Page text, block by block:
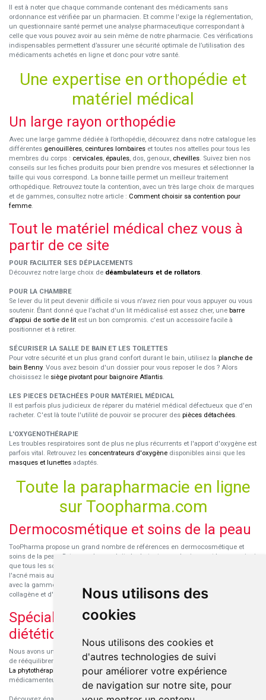
Nous utilisons des
cookies
Nous utilisons des cookies et
d'autres technologies de suivi
pour améliorer votre expérience
de navigation sur notre site, pour
Il est à noter que chaque commande contenant des médicaments sans
ordonnance est vérifiée par un pharmacien. Et comme l'exige la réglementation,
un questionnaire santé permet une analyse pharmaceutique correspondant à
celle que vous pouvez avoir au sein même de notre pharmacie. Ces vérifications
indispensables permettent d’assurer une sécurité optimale de l’utilisation des
médicaments achetés en ligne et donc pour votre santé.
Une expertise en orthopédie et
matériel médical
Un large rayon orthopédie
Avec une large gamme dédiée à l’orthopédie, découvrez dans notre catalogue les
différentes genouillères, ceintures lombaires et toutes nos attelles pour tous les
membres du corps : cervicales, épaules, dos, genoux, chevilles. Suivez bien nos
conseils sur les fiches produits pour bien prendre vos mesures et sélectionner la
taille qui vous correspond. La bonne taille permet un meilleur traitement
orthopédique. Retrouvez toute la contention, avec un très large choix de marques
et de gammes, consultez notre article : Comment choisir sa contention pour
femme.
Tout le matériel médical chez vous à
partir de ce site
POUR FACILITER SES DÉPLACEMENTS
Découvrez notre large choix de déambulateurs et de rollators.
POUR LA CHAMBRE
Se lever du lit peut devenir difficile si vous n'avez rien pour vous appuyer ou vous
soutenir. Étant donné que l'achat d'un lit médicalisé est assez cher, une barre
d'appui de sortie de lit est un bon compromis. c'est un accessoire facile à
positionner et à retirer.
SÉCURISER LA SALLE DE BAIN ET LES TOILETTES
Pour votre sécurité et un plus grand confort durant le bain, utilisez la planche de
bain Benny. Vous avez besoin d'un dossier pour vous reposer le dos ? Alors
choisissez le siège pivotant pour baignoire Atlantis.
LES PIECES DETACHÉES POUR MATÉRIEL MÉDICAL
Il est parfois plus judicieux de réparer du matériel médical défectueux que d'en
racheter. C'est là toute l'utilité de pouvoir se procurer des pièces détachées.
L'OXYGENOTHÉRAPIE
Les troubles respiratoires sont de plus ne plus récurrents et l'apport d'oxygène est
parfois vital. Retrouvez les concentrateurs d'oxygène disponibles ainsi que les
masques et lunettes adaptés.
Toute la parapharmacie en ligne
sur Toopharma.com
Dermocosmétique et soins de la peau
TooPharma propose un grand nombre de références en dermocosmétique et
soins de la peau. Retrouvez les produits hydratants pour le visage et le corps ainsi
que tous les soins pour peaux sensibles ou à tendance atopique, les soins pour
l'acné mais aussi des démaquillants. Découvrez nos nouvelles références SVR
avec la gamme anti-âge pour les peaux encore jeunes
collagène et d'acide hyaluronique.
Spécialisation en micronutrition et
diététique
Nous avons un engouement particulier pour la micronutrition qui permet souvent
de rééquilibrer des carences ou d'améliorer des troubles métaboliques mineurs.
La phytothérapie
l'aromathérapiesont souvent complémentaires de traitements
médicamenteux lorsqu'ils sont bien conseillés.